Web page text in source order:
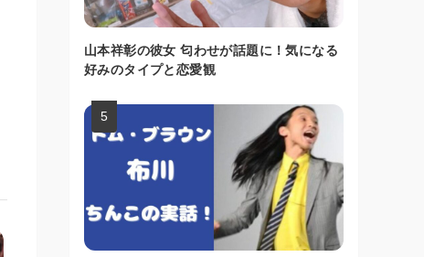
山本祥彰の彼女 匂わせが話題に！気になる
好みのタイプと恋愛観